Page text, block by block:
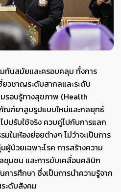
มทันสมัยและครอบคลุม ทั้งการ
วชาญระดับสากลและระดับ
มรอบรู้ทางสุขภาพ (Health
ฑ์ยาสูบรูปแบบใหม่และกลยุทธ์
ปปรับใช้จริง ควบคู่ไปกับการแลก
ในห้องย่อยต่างๆ ไม่ว่าจะเป็นการ
ป่วยเฉพาะโรค การสร้างความ
ชุมชน และการขับเคลื่อนคลินิก
ารศึกษา ซึ่งเป็นการนำความรู้จาก
ะดับสังคม